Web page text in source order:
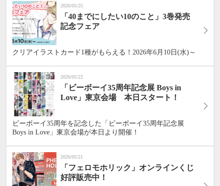
2026/05/25
「40までにしたい10のこと」3巻発売
記念フェア
クリアイラストカード1種がもらえる！2026年6月10日(水)～
2026/05/22
「ビーボーイ35周年記念展 Boys in
Love」東京会場 本日スタート！
ビーボーイ35周年を記念した「ビーボーイ35周年記念展
Boys in Love」東京会場が本日より開催！
2026/05/21
「フェロモホリック」オンラインくじ
好評販売中！